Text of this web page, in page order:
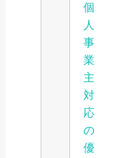
個
人
事
業
主
対
応
の
優